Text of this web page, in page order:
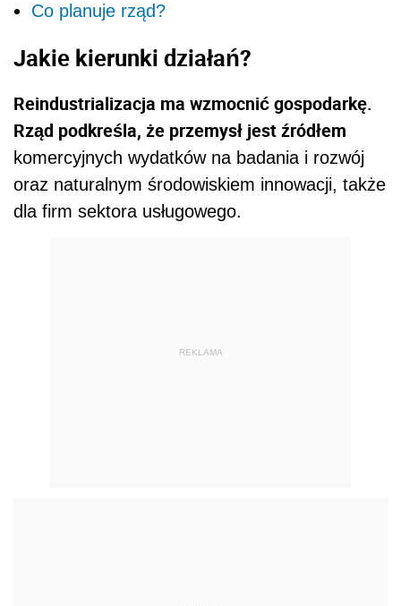
Co planuje rząd?
Jakie kierunki działań?
Reindustrializacja ma wzmocnić gospodarkę.
Rząd podkreśla, że przemysł jest źródłem
komercyjnych wydatków na badania i rozwój
oraz naturalnym środowiskiem innowacji, także
dla firm sektora usługowego.
REKLAMA